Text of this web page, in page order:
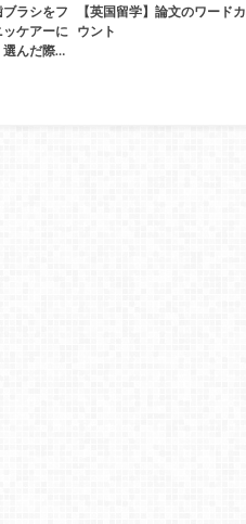
ブラシをフ
ッケアーに
選んだ際…
【英国留学】論文のワードカ
ウント